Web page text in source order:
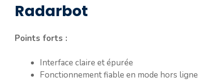
Radarbot
Points forts :
Interface claire et épurée
Fonctionnement fiable en mode hors ligne